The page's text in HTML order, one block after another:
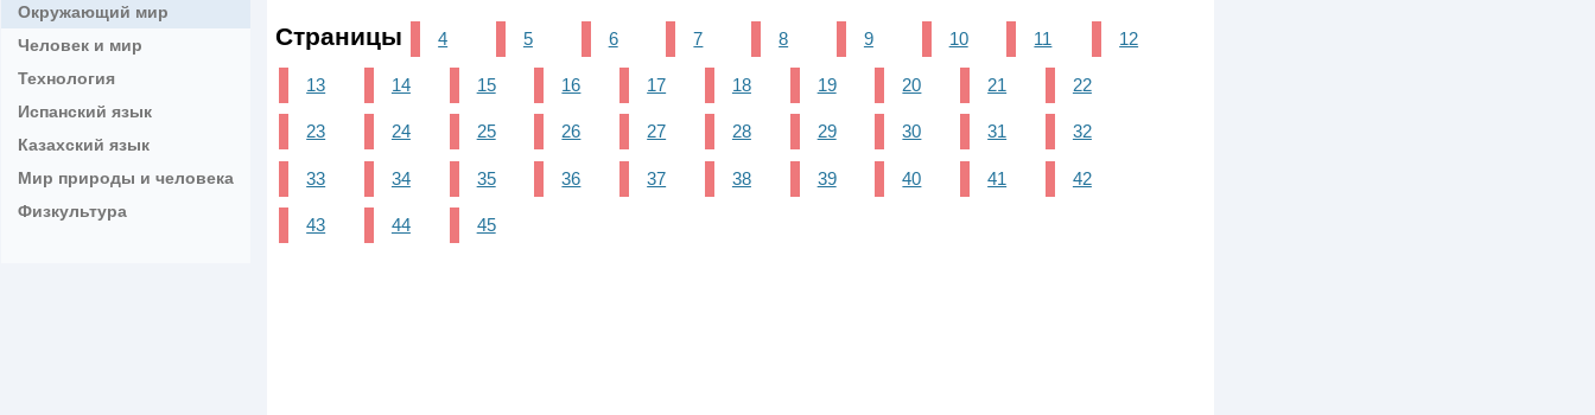
Окружающий мир
Человек и мир
Технология
Испанский язык
Казахский язык
Мир природы и человека
Физкультура
Страницы 4 5 6 7 8 9 10 11 12
13 14 15 16 17 18 19 20 21 22
23 24 25 26 27 28 29 30 31 32
33 34 35 36 37 38 39 40 41 42
43 44 45